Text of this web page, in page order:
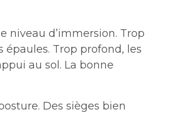
niveau d’immersion. Trop
épaules. Trop profond, les
au sol. La bonne
Des sièges bien